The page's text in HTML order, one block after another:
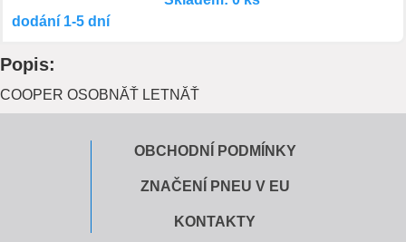
dodání 1-5 dní
Popis:
COOPER OSOBNĂŤ LETNĂŤ
OBCHODNÍ PODMÍNKY
ZNAČENÍ PNEU V EU
KONTAKTY